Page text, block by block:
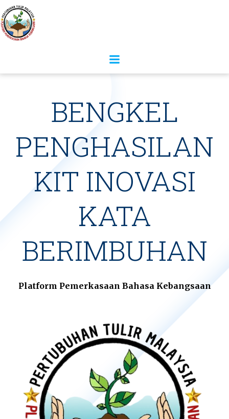
BENGKEL
PENGHASILAN
KIT INOVASI
KATA
BERIMBUHAN
Platform Pemerkasaan Bahasa Kebangsaan